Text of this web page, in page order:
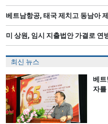
베트남항공, 태국 제치고 동남아
미 상원, 임시 지출법안 가결로 연
최신 뉴스
베트
자를